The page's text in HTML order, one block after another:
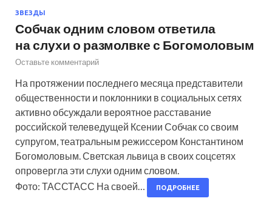
ЗВЕЗДЫ
Собчак одним словом ответила
на слухи о размолвке с Богомоловым
Оставьте комментарий
На протяжении последнего месяца представители
общественности и поклонники в социальных сетях
активно обсуждали вероятное расставание
российской телеведущей Ксении Собчак со своим
супругом, театральным режиссером Константином
Богомоловым. Светская львица в своих соцсетях
опровергла эти слухи одним словом.
Фото: ТАССТАСС На своей…
ПОДРОБНЕЕ